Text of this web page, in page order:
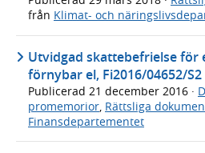
från Klimat- och
Utvidgad skattebefrielse för
förnybar el, Fi2016/04652/S2
Publicerad 21 december 2016 ·
promemorior, Rättsliga
Finansdepartementet